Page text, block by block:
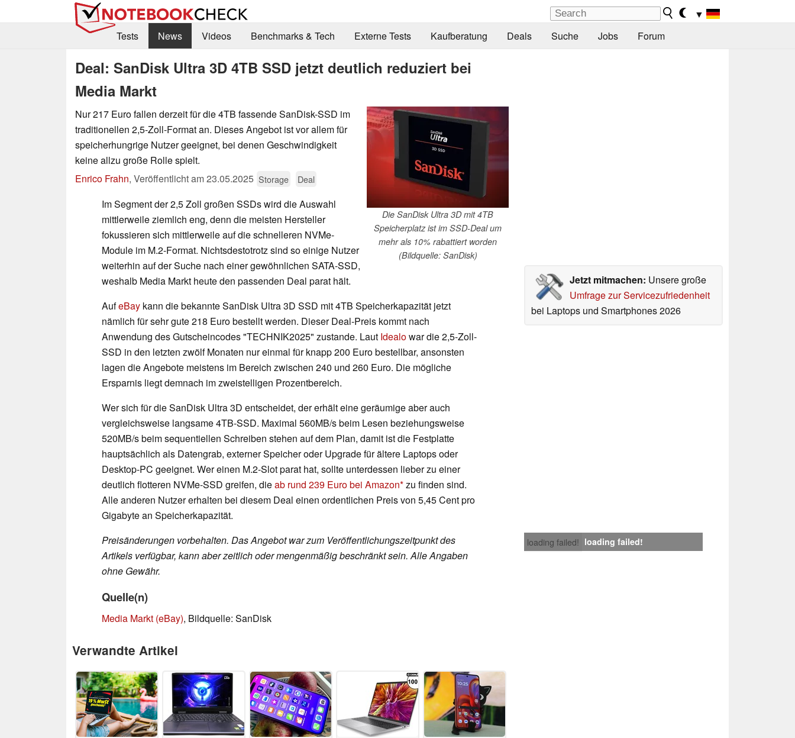
▼
Tests
News Videos Benchmarks & Tech Externe Tests Kaufberatung Deals Suche Jobs Forum
Deal: SanDisk Ultra 3D 4TB SSD jetzt deutlich reduziert bei
Media Markt
Die SanDisk Ultra 3D mit 4TB
Speicherplatz ist im SSD-Deal um
mehr als 10% rabattiert worden
(Bildquelle: SanDisk)
Nur 217 Euro fallen derzeit für die 4TB fassende SanDisk-SSD im
traditionellen 2,5-Zoll-Format an. Dieses Angebot ist vor allem für
speicherhungrige Nutzer geeignet, bei denen Geschwindigkeit
keine allzu große Rolle spielt.
Enrico Frahn, Veröffentlicht am23.05.2025 Storage Deal
Jetzt mitmachen: Unsere große
Umfrage zur Servicezufriedenheit
bei Laptops und Smartphones 2026
Im Segment der 2,5 Zoll großen SSDs wird die Auswahl
mittlerweile ziemlich eng, denn die meisten Hersteller
fokussieren sich mittlerweile auf die schnelleren NVMe-
Module im M.2-Format. Nichtsdestotrotz sind so einige Nutzer
weiterhin auf der Suche nach einer gewöhnlichen SATA-SSD,
weshalb Media Markt heute den passenden Deal parat hält.
AufeBay kann die bekannte SanDisk Ultra 3D SSD mit 4TB Speicherkapazität jetzt
nämlich für sehr gute 218 Euro bestellt werden. Dieser Deal-Preis kommt nach
Anwendung des Gutscheincodes "TECHNIK2025" zustande. Laut Idealowar die 2,5-Zoll-
SSD in den letzten zwölf Monaten nur einmal für knapp 200 Euro bestellbar, ansonsten
lagen die Angebote meistens im Bereich zwischen 240 und 260 Euro. Die mögliche
Ersparnis liegt demnach im zweistelligen Prozentbereich.
Wer sich für die SanDisk Ultra 3D entscheidet, der erhält eine geräumige aber auch
vergleichsweise langsame 4TB-SSD. Maximal 560MB/s beim Lesen beziehungsweise
520MB/s beim sequentiellen Schreiben stehen auf dem Plan, damit ist die Festplatte
hauptsächlich als Datengrab, externer Speicher oder Upgrade für ältere Laptops oder
Desktop-PC geeignet. Wer einen M.2-Slot parat hat, sollte unterdessen lieber zu einer
deutlich flotteren NVMe-SSD greifen, dieab rund 239 Euro bei Amazon zu finden sind.
Alle anderen Nutzer erhalten bei diesem Deal einen ordentlichen Preis von 5,45 Cent pro
Gigabyte an Speicherkapazität.
loading failed! loading failed!
Preisänderungen vorbehalten. Das Angebot war zum Veröffentlichungszeitpunkt des
Artikels verfügbar, kann aber zeitlich oder mengenmäßig beschränkt sein. Alle Angaben
ohne Gewähr.
Quelle(n)
Media Markt (eBay), Bildquelle: SanDisk
Verwandte Artikel